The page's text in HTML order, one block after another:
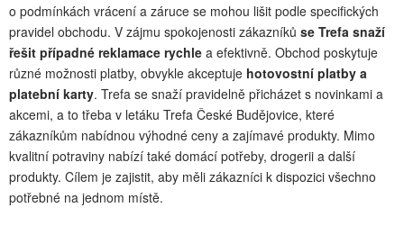
o podmínkách vrácení a záruce se mohou lišit podle specifických
pravidel obchodu. V zájmu spokojenosti zákazníků se Trefa snaží
řešit případné reklamace rychle a efektivně. Obchod poskytuje
různé možnosti platby, obvykle akceptuje hotovostní platby a
platební karty. Trefa se snaží pravidelně přicházet s novinkami a
akcemi, a to třeba v letáku Trefa České Budějovice, které
zákazníkům nabídnou výhodné ceny a zajímavé produkty. Mimo
kvalitní potraviny nabízí také domácí potřeby, drogerii a další
produkty. Cílem je zajistit, aby měli zákazníci k dispozici všechno
potřebné na jednom místě.